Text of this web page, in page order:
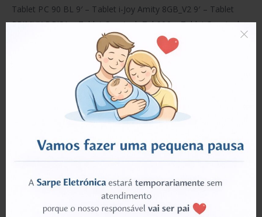
Tablet PC 90 BL 9′ – Tablet i-Joy Amity 8GB_V2 9′ – Tablet
PRIMUX BRISA – Tablet Sunstech Tab900 – Tablet Sunstech
Tab 900 – Tablet Bravus BRVM906G 9″ 4GB
NOTA: 3 meses Garantia.
INFORMAÇÃO ADICIONAL
AVALIAÇÕES (0)
PRODUTOS RELACIONADOS